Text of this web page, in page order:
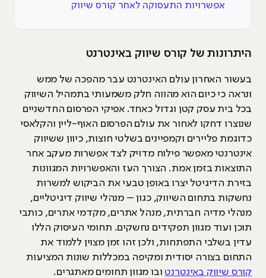
אפשרויות התעסוקה לאחר קורס שיווק
היתרונות של קורס שיווק באינטרנט
בעשור האחרון עולם האינטרנט עבר מהפכה של ממש
ונראה כי כיום הוא מהווה חלק משמעותי בתמהיל השיווק
בכל בית עסק קטן וגדול כאחד. אפיקי הפרסום החדשניים
שנוצרו דחקו לאחור את עולם הפרסום האוף-ליין והקלאסי
כדוגמת פליירים וקמפיינים בשלטי חוצות, כיוון ששיווק
אינטרנטי מאפשר פילוח מדויק לצד אפשרות מעקב אחר
התוצאות בזמן אמת. הצורך העז והאפשרויות המגוונות
בזירת הדיגיטל יצרו באופן טבעי את הביקוש למשרות
נחשקות בתחום השיווק, כגון – מנהלי שיווק דיגיטליים,
מנהלי מדיה חברתית, מנהל אתרים, מקדמי אתרים, כותבי
תוכן ועוד מגוון תפקידים נחשקים. תחומי העיסוק הללו
עדין בשלבי התפתחות, ולכן זהו זמן מצוין ללמוד את
התחום בצורה יסודית ומקיפה במכללות שונות המציעות
קורס שיווק באינטרנט ובו מגוון תחומים מאתגרים.